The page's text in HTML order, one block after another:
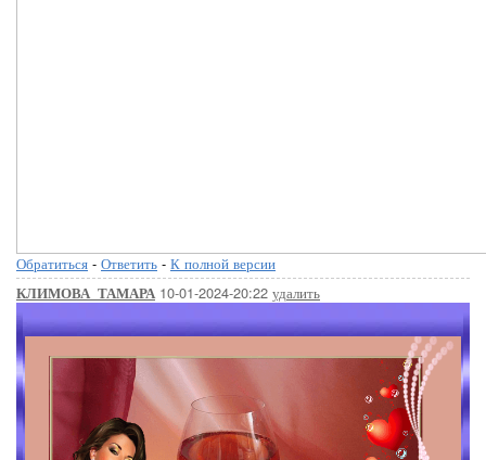
Обратиться - Ответить - К полной версии
КЛИМОВА_ТАМАРА 10-01-2024-20:22 удалить